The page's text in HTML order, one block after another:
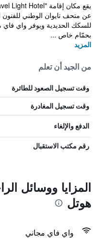
للسكك الحديدية ويوفر واي
بحمّام خاص ...
المزيد
من الجيد أن تعلم
وقت تسجيل الصعود للطائرة
وقت تسجيل المغادرة
الدفع والإلغاء
رقم مكتب الاستقبال
المزايا ووسائل
هوتل
واي فاي مجاني